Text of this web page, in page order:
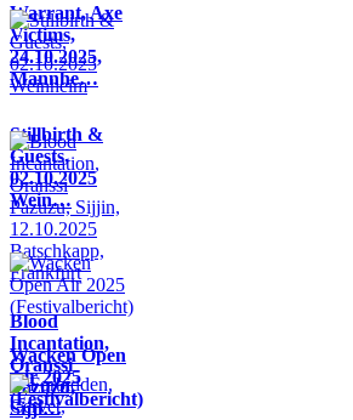
Warrant, Axe
Victims,
24.10.2025,
Mannhe…
Stillbirth &
Guests,
02.10.2025
Wein…
Blood
Incantation,
Oranssi
Pazuzu,
Sijji…
Wacken Open
Air 2025
(Festivalbericht)